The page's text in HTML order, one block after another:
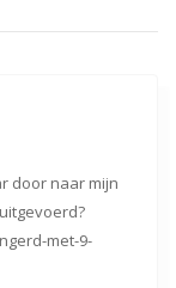
door naar mijn
met-9-